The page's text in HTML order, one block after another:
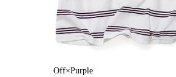
Off×Purple